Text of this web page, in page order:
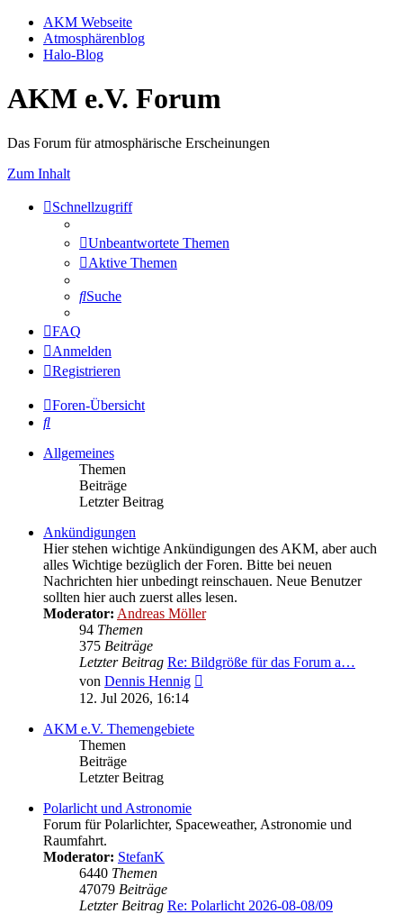
AKM Webseite
Atmosphärenblog
Halo-Blog
AKM e.V. Forum
Das Forum für atmosphärische Erscheinungen
Zum Inhalt
Schnellzugriff
Unbeantwortete Themen
Aktive Themen
Suche
FAQ
Anmelden
Registrieren
Foren-Übersicht
Suche
Allgemeines
Themen
Beiträge
Letzter Beitrag
Ankündigungen
Hier stehen wichtige Ankündigungen des AKM, aber auch
alles Wichtige bezüglich der Foren. Bitte bei neuen
Nachrichten hier unbedingt reinschauen. Neue Benutzer
sollten hier auch zuerst alles lesen.
Moderator: Andreas Möller
94 Themen
375 Beiträge
Letzter Beitrag Re: Bildgröße für das Forum a…
von Dennis Hennig
12. Jul 2026, 16:14
AKM e.V. Themengebiete
Themen
Beiträge
Letzter Beitrag
Polarlicht und Astronomie
Forum für Polarlichter, Spaceweather, Astronomie und
Raumfahrt.
Moderator: StefanK
6440 Themen
47079 Beiträge
Letzter Beitrag Re: Polarlicht 2026-08-08/09